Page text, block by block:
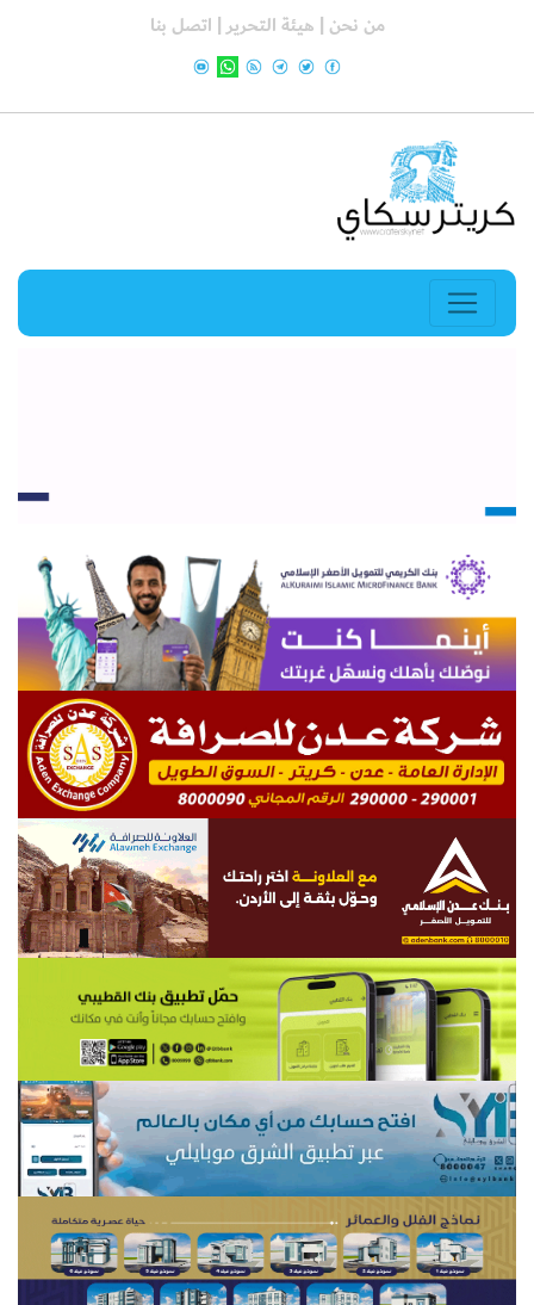
من نحن | هيئة التحرير | اتصل بنا